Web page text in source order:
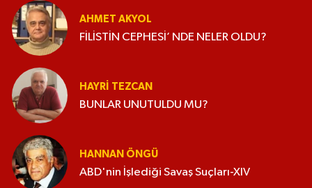
AHMET AKYOL
FİLİSTİN CEPHESİ’ NDE NELER OLDU?
HAYRI TEZCAN
BUNLAR UNUTULDU MU?
HANNAN ÖNGÜ
ABD'nin İşlediği Savaş Suçları-XIV